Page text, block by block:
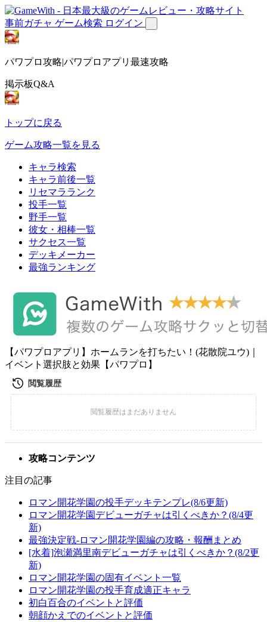
事前ガチャ ゲーム検索 ログイン
パワプロ攻略|パワプロアプリ最速攻略
掲示板Q&A
トップに戻る
ゲーム攻略一覧を見る
キャラ検索
キャラ前後一覧
リセマラランク
投手一覧
野手一覧
彼女・相棒一覧
サクセス一覧
デッキメーカー
最強ランキング
【パワプロアプリ】ホームランを打ちたい！(花散院ユウ)｜
イベント選択肢と効果【パワプロ】
攻略コンテンツ
注目の記事
ロマン開花学園の投手デッキテンプレ(8/6更新)
ロマン開花学園デビューガチャは引くべきか？(8/4更
新)
最強決定戦-ロマン開花学園編の攻略・報酬まとめ
[水着]泡瀬満里南デビューガチャは引くべきか？(8/2更
新)
ロマン開花学園の固有イベント一覧
ロマン開花学園の投手育成適正キャラ
初白百合のイベントと評価
朝顔かえでのイベントと評価